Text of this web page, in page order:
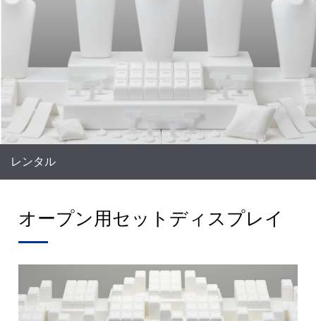
レンタル
オープン用セットディスプレイ